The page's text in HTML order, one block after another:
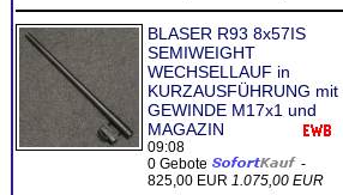
BLASER R93 8x57IS
SEMIWEIGHT
WECHSELLAUF in
KURZAUSFÜHRUNG mit
GEWINDE M17x1 und
MAGAZIN
09:08
0 Gebote
-
825,00 EUR 1.075,00 EUR